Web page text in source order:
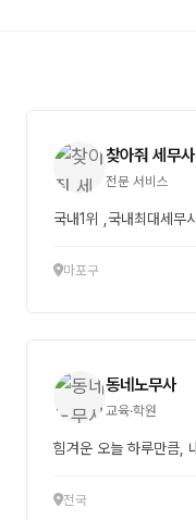
찾아줘 세무사
전문 서비스
마포구
동네노무사
교육·학원
힘겨운 오늘 하루만큼,
전국